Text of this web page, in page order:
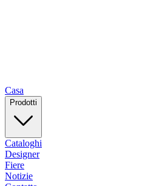
Casa
Prodotti
Cataloghi
Designer
Fiere
Notizie